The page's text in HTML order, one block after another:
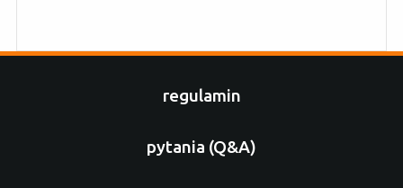
regulamin
pytania (Q&A)